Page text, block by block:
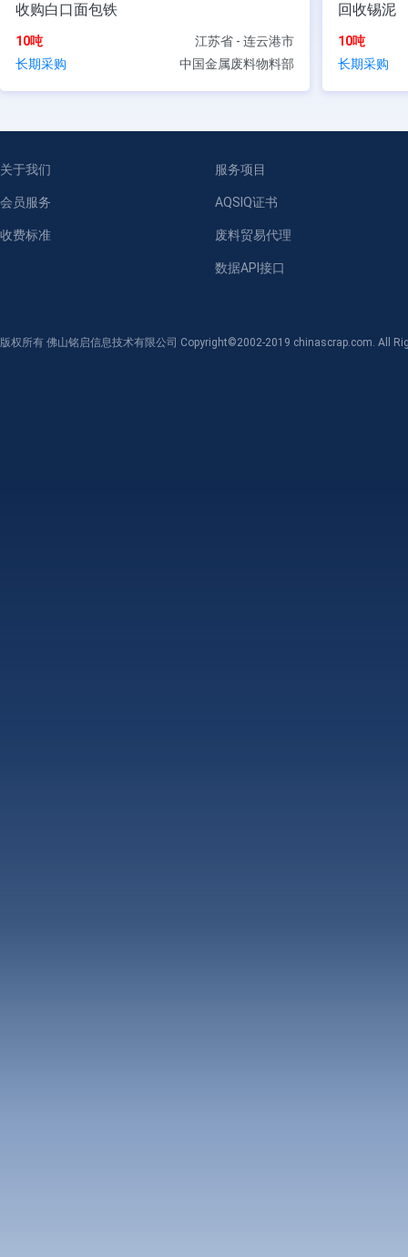
收购白口面包铁
10吨
江苏省 - 连云港市
长期采购
中国金属废料物料部
回收锡泥
10吨
长期采购
关于我们
会员服务
收费标准
服务项目
AQSIQ证书
废料贸易代理
数据API接口
版权所有 佛山铭启信息技术有限公司 Copyright©2002-2019 chinascrap.com. All